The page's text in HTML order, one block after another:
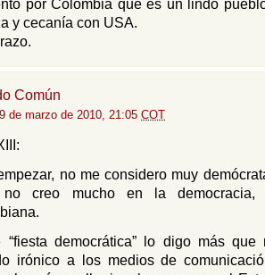
por Colombia que es un lindo
y cecanía con USA.
Común
de marzo de 2010, 21:05 COT
no me considero muy
no creo mucho en la
“fiesta democrática” lo digo más que
irónico a los medios de